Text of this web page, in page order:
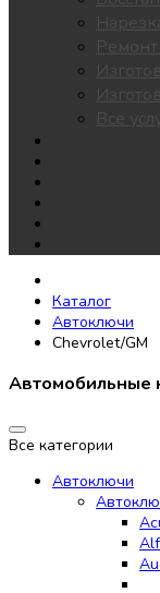
Все
Каталог
Автоключи
Chevrolet/GM
Автомобильные
Все категории
Автоключи